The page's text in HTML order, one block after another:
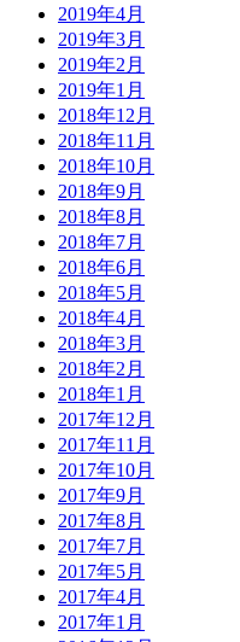
2019年4月
2019年3月
2019年2月
2019年1月
2018年12月
2018年11月
2018年10月
2018年9月
2018年8月
2018年7月
2018年6月
2018年5月
2018年4月
2018年3月
2018年2月
2018年1月
2017年12月
2017年11月
2017年10月
2017年9月
2017年8月
2017年7月
2017年5月
2017年4月
2017年1月